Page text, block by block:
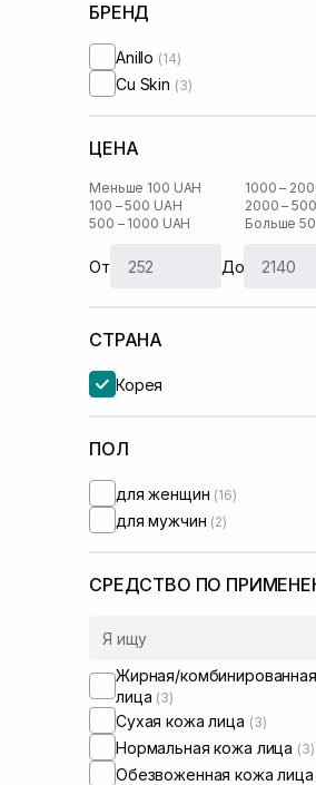
БРЕНД
Anillo (14)
Cu Skin (3)
ЦЕНА
Меньше 100 UAH
100 – 500 UAH
500 – 1000 UAH
1000 –
2000 –
Больше
От До
СТРАНА
Корея
ПОЛ
для женщин (16)
для мужчин (2)
СРЕДСТВО ПО
Жирная/
лица (3)
Сухая кожа лица (3)
Нормальная кожа лица (3)
Обезвоженная кожа лица